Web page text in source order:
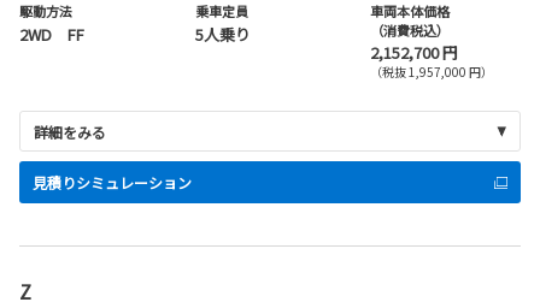
駆動方法
2WD FF
乗車定員
5人乗り
車両本体価格
（消費税込）
2,152,700 円
（税抜 1,957,000 円）
詳細をみる
見積りシミュレーション
Z